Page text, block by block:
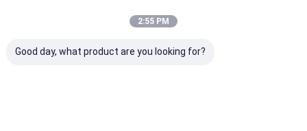
2:55 PM
Good day, what product are you looking for?